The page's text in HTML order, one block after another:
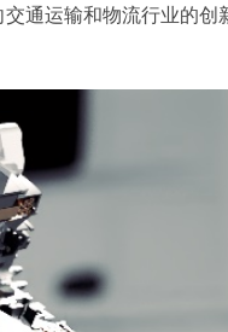
通运输和物流行业的创